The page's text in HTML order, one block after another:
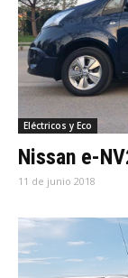
Eléctricos y Eco
Nissan e-
11 de junio 2018